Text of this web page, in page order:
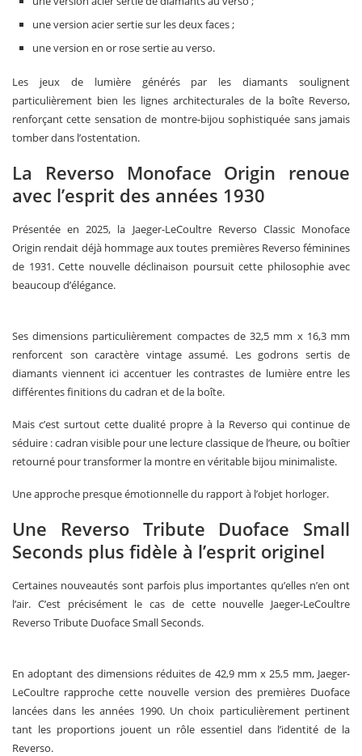
une version acier sertie sur les deux faces ;
une version en or rose sertie au verso.
Les jeux de lumière générés par les diamants soulignent
particulièrement bien les lignes architecturales de la boîte Reverso,
renforçant cette sensation de montre-bijou sophistiquée sans jamais
tomber dans l’ostentation.
La Reverso Monoface Origin renoue
avec l’esprit des années 1930
Présentée en 2025, la Jaeger-LeCoultre Reverso Classic Monoface
Origin rendait déjà hommage aux toutes premières Reverso féminines
de 1931. Cette nouvelle déclinaison poursuit cette philosophie avec
beaucoup d’élégance.
Ses dimensions particulièrement compactes de 32,5 mm x 16,3 mm
renforcent son caractère vintage assumé. Les godrons sertis de
diamants viennent ici accentuer les contrastes de lumière entre les
différentes finitions du cadran et de la boîte.
Mais c’est surtout cette dualité propre à la Reverso qui continue de
séduire : cadran visible pour une lecture classique de l’heure, ou boîtier
retourné pour transformer la montre en véritable bijou minimaliste.
Une approche presque émotionnelle du rapport à l’objet horloger.
Une Reverso Tribute Duoface Small
Seconds plus fidèle à l’esprit originel
Certaines nouveautés sont parfois plus importantes qu’elles n’en ont
l’air. C’est précisément le cas de cette nouvelle Jaeger-LeCoultre
Reverso Tribute Duoface Small Seconds.
En adoptant des dimensions réduites de 42,9 mm x 25,5 mm, Jaeger-
LeCoultre rapproche cette nouvelle version des premières Duoface
lancées dans les années 1990. Un choix particulièrement pertinent
tant les proportions jouent un rôle essentiel dans l’identité de la
Reverso.